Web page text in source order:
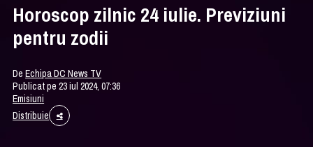
Horoscop zilnic 24 iulie. Previziuni
pentru zodii
DeEchipa DC News TV
Publicat pe 23 iul 2024, 07:36
Emisiuni
Distribuie